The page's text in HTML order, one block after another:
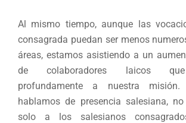
Al mismo tiempo, aunque las
consagrada puedan ser menos
áreas, estamos asistiendo a un
de colaboradores laicos que
profundamente a nuestra
hablamos de presencia salesiana,
solo a los salesianos